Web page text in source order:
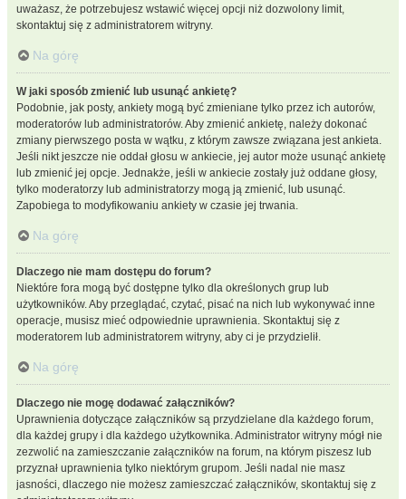
uważasz, że potrzebujesz wstawić więcej opcji niż dozwolony limit,
skontaktuj się z administratorem witryny.
Na górę
W jaki sposób zmienić lub usunąć ankietę?
Podobnie, jak posty, ankiety mogą być zmieniane tylko przez ich autorów,
moderatorów lub administratorów. Aby zmienić ankietę, należy dokonać
zmiany pierwszego posta w wątku, z którym zawsze związana jest ankieta.
Jeśli nikt jeszcze nie oddał głosu w ankiecie, jej autor może usunąć ankietę
lub zmienić jej opcje. Jednakże, jeśli w ankiecie zostały już oddane głosy,
tylko moderatorzy lub administratorzy mogą ją zmienić, lub usunąć.
Zapobiega to modyfikowaniu ankiety w czasie jej trwania.
Na górę
Dlaczego nie mam dostępu do forum?
Niektóre fora mogą być dostępne tylko dla określonych grup lub
użytkowników. Aby przeglądać, czytać, pisać na nich lub wykonywać inne
operacje, musisz mieć odpowiednie uprawnienia. Skontaktuj się z
moderatorem lub administratorem witryny, aby ci je przydzielił.
Na górę
Dlaczego nie mogę dodawać załączników?
Uprawnienia dotyczące załączników są przydzielane dla każdego forum,
dla każdej grupy i dla każdego użytkownika. Administrator witryny mógł nie
zezwolić na zamieszczanie załączników na forum, na którym piszesz lub
przyznał uprawnienia tylko niektórym grupom. Jeśli nadal nie masz
jasności, dlaczego nie możesz zamieszczać załączników, skontaktuj się z